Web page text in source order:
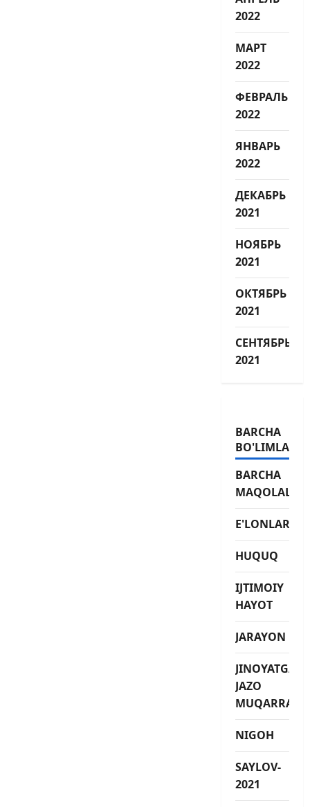
2022
МАРТ
2022
ФЕВРАЛЬ
2022
ЯНВАРЬ
2022
ДЕКАБРЬ
2021
НОЯБРЬ
2021
ОКТЯБРЬ
2021
СЕНТЯБРЬ
2021
BARCHA
BO'LIMLAR
BARCHA
MAQOLALAR
E'LONLAR
HUQUQ
IJTIMOIY
HAYOT
JARAYON
JINOYATGA
JAZO
MUQARRAR
NIGOH
SAYLOV-
2021